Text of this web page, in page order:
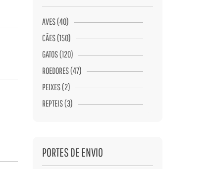
AVES (40)
CÃES (150)
GATOS (120)
ROEDORES (47)
PEIXES (2)
REPTEIS (3)
PORTES DE ENVIO